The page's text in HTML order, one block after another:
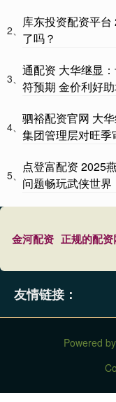
2、
库东投资配资平
了吗？
3、
通配资 大华继显
符预期 金价利好
4、
驷裕配资官网 大
集团管理层对旺季
5、
点登富配资 2025
问题畅玩武侠世界
金河配资 正规的配资
友情链接：
Powered by